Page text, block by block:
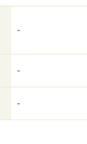
等：加入要（
保証委託料：
．２％又は５
『ＬＩＮＥで
入力するだけ
ムーズに。/ク
-
-
-